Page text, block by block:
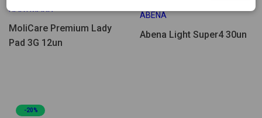
HARTMANN
MoliCare Premium Lady
Pad 3G 12un
ABENA
Abena Light Super4 30un
-20%